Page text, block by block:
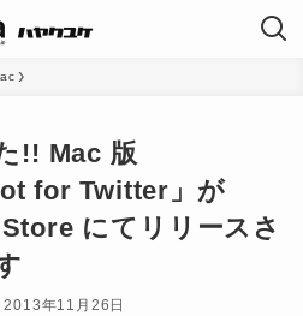
!! Mac 版
for Twitter」が
にてリリースさ
2013年11月26日